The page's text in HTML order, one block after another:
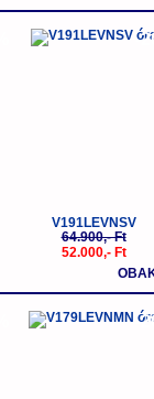
-
V191LEVNSV
64.900,- Ft
52.000,- Ft
-